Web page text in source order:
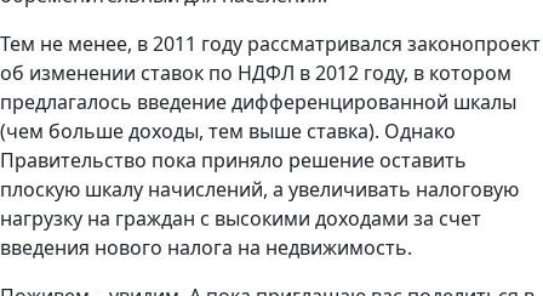
Тем не менее, в 2011 году рассматривался законопроект
об изменении ставок по НДФЛ в 2012 году, в котором
предлагалось введение дифференцированной шкалы
(чем больше доходы, тем выше ставка). Однако
Правительство пока приняло решение оставить
плоскую шкалу начислений, а увеличивать налоговую
нагрузку на граждан с высокими доходами за счет
введения нового налога на недвижимость.